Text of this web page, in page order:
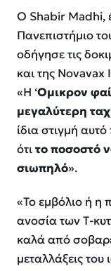
Ο Shabir Madhi,
Πανεπιστήμιο
οδήγησε τις
και της Novavax
«Η ‘Ομικρον
μεγαλύτερη
ίδια στιγμή
ότιτο ποσοστό
σιωπηλό».
«Το εμβόλιο ή η
ανοσία των Τ-
καλά από
μεταλλάξεις του